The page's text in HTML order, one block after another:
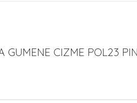
GUMENE CIZME POL23